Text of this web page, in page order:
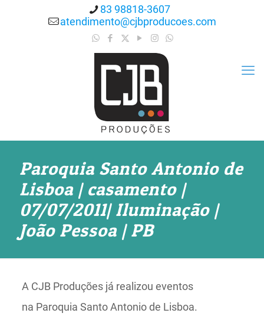
83 98818-3607
atendimento@cjbproducoes.com
Paroquia Santo Antonio de
Lisboa | casamento |
07/07/2011| Iluminação |
João Pessoa | PB
A CJB Produções já realizou eventos
na Paroquia Santo Antonio de Lisboa.